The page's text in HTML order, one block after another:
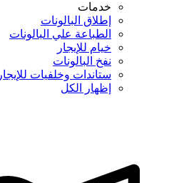
خدمات
إطلاق البالونات
الطباعة علي البالونات
خيام للإيجار
نفخ البالونات
ستاندات وخلفيات للإيجار
إظهار الكل